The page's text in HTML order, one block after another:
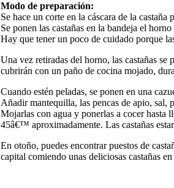
Modo de preparación:
Se hace un corte en la cáscara de la
Se ponen las castañas en la bandeja el
Hay que tener un poco de cuidado porque
Una vez retiradas del horno, las castañas
cubrirán con un paño de cocina mojado,
Cuando estén peladas, se ponen en una
Añadir mantequilla, las pencas de apio, sal,
Mojarlas con agua y ponerlas a cocer hasta
45â€™ aproximadamente. Las castañas
En otoño, puedes encontrar puestos de
capital comiendo unas deliciosas castañas